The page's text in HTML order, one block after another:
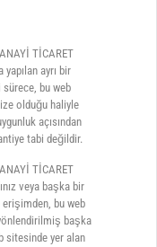
TİCARET
ayrı bir
bu web
olduğu haliyle
açısından
tabi değildir.
TİCARET
veya başka bir
bu web
başka
sitesinde yer alan